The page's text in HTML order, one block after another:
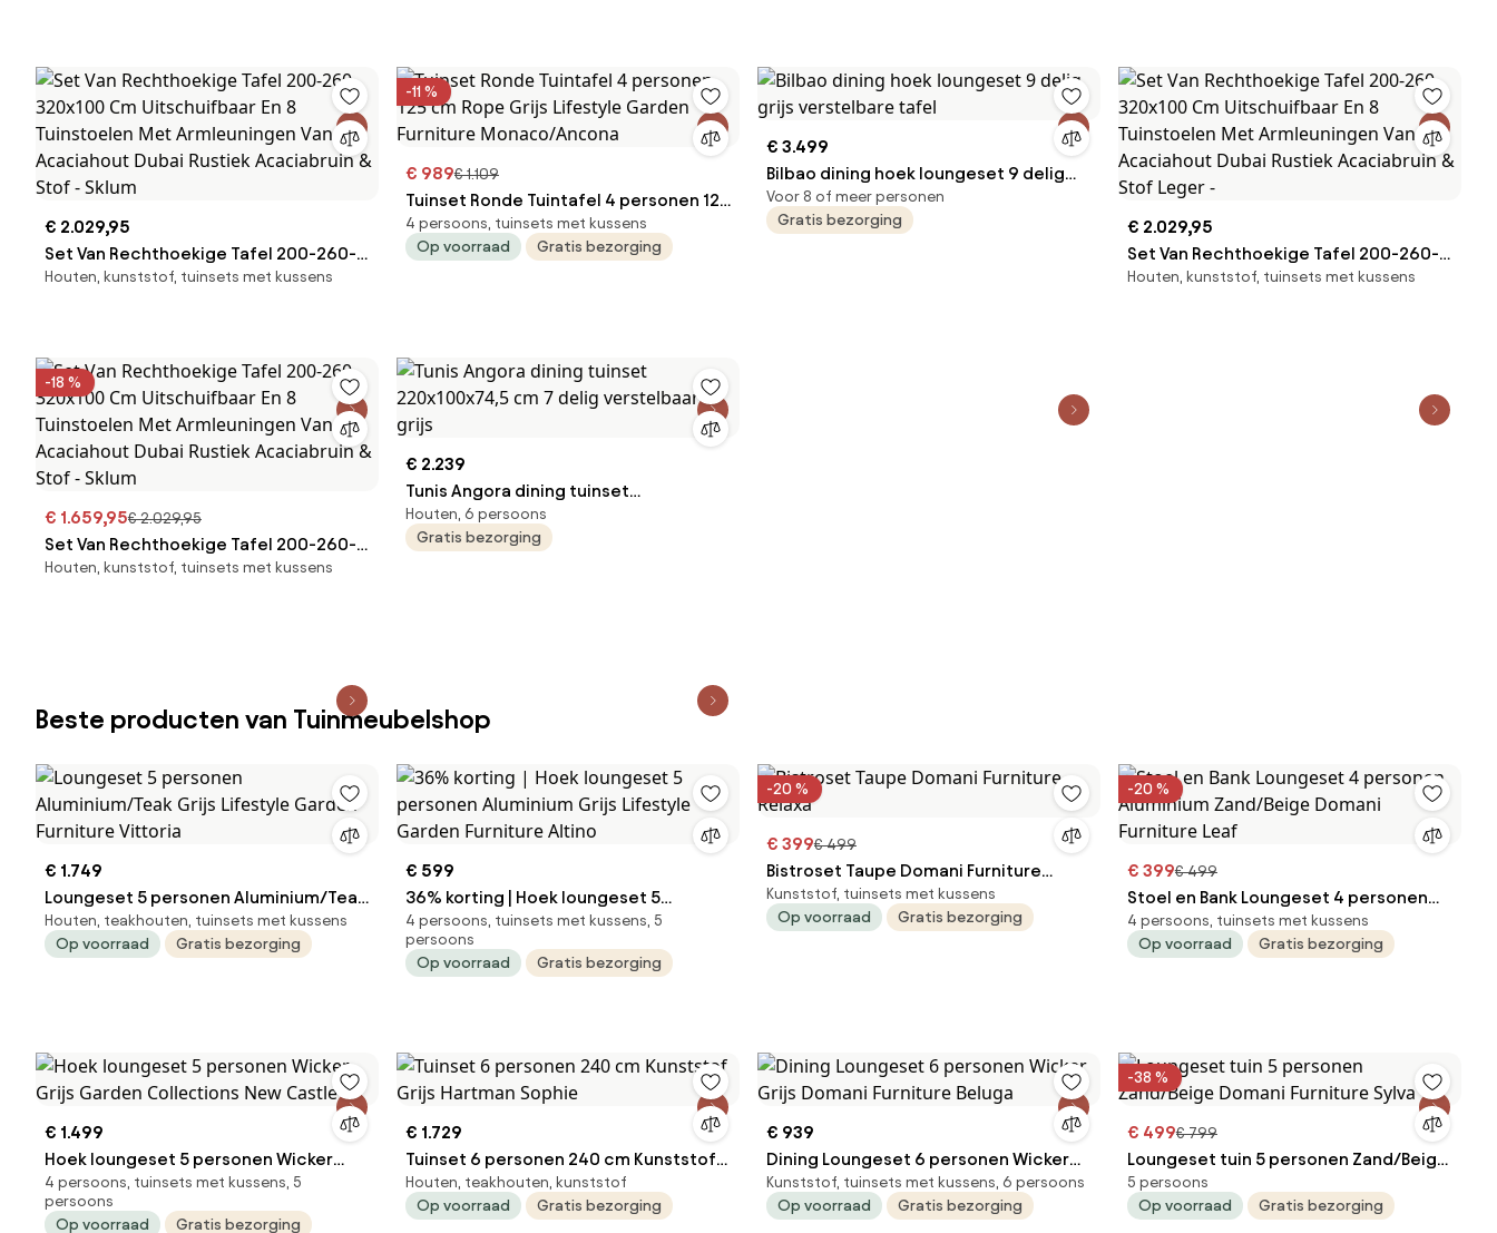
€ 2.029,95
Set Van Rechthoekige Tafel 200-260-
320x100 Cm Uitschuifbaar En 8
& Stof - Sklum
Houten, kunststof, tuinsets met kussens
-11 %
€ 989€ 1.109
Tuinset Ronde Tuintafel 4 personen 125
cm Rope Grijs Lifestyle Garden
Furniture Monaco/Ancona
4 persoons, tuinsets met kussens
Op voorraad
Gratis bezorging
€ 3.499
Bilbao dining hoek loungeset 9 delig
grijs verstelbare tafel
Voor 8 of meer personen
Gratis bezorging
€ 2.029,95
Set Van Rechthoekige Tafel 200-260-
320x100 Cm Uitschuifbaar En 8
Houten, kunststof, tuinsets met kussens
-18 %
€ 1.659,95€ 2.029,95
Set Van Rechthoekige Tafel 200-260-
320x100 Cm Uitschuifbaar En 8
Houten, kunststof, tuinsets met kussens
€ 2.239
Tunis Angora dining tuinset
220x100x74,5 cm 7 delig verstelbaar
grijs
Houten, 6 persoons
Gratis bezorging
Beste producten van Tuinmeubelshop
€ 1.749
Loungeset 5 personen Aluminium/Teak
Grijs Lifestyle Garden Furniture Vittoria
Houten, teakhouten, tuinsets met kussens
Op voorraad
Gratis bezorging
€ 599
36% korting | Hoek loungeset 5
personen Aluminium Grijs Lifestyle
Garden Furniture Altino
4 persoons, tuinsets met kussens, 5
persoons
Op voorraad
Gratis bezorging
-20 %
€ 399€ 499
Bistroset Taupe Domani Furniture
Relaxa
Kunststof, tuinsets met kussens
Op voorraad
Gratis bezorging
-20 %
€ 399€ 499
Stoel en Bank Loungeset 4 personen
Aluminium Zand/Beige Domani
Furniture Leaf
4 persoons, tuinsets met kussens
Op voorraad
Gratis bezorging
€ 1.499
Hoek loungeset 5 personen Wicker
Grijs Garden Collections New Castle
4 persoons, tuinsets met kussens, 5
persoons
Op voorraad
Gratis bezorging
€ 1.729
Tuinset 6 personen 240 cm Kunststof
Grijs Hartman Sophie
Houten, teakhouten, kunststof
Op voorraad
Gratis bezorging
€ 939
Dining Loungeset 6 personen Wicker
Grijs Domani Furniture Beluga
Kunststof, tuinsets met kussens, 6 persoons
Op voorraad
Gratis bezorging
-38 %
€ 499€ 799
Loungeset tuin 5 personen Zand/Beige
Domani Furniture Sylva
5 persoons
Op voorraad
Gratis bezorging